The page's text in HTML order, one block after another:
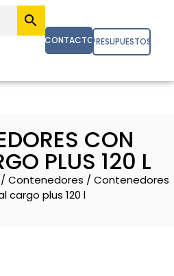
CONTACTOPRESUPUESTOS
CON
PLUS 120 L
/ Contenedores / Contenedores
cargo plus 120 l